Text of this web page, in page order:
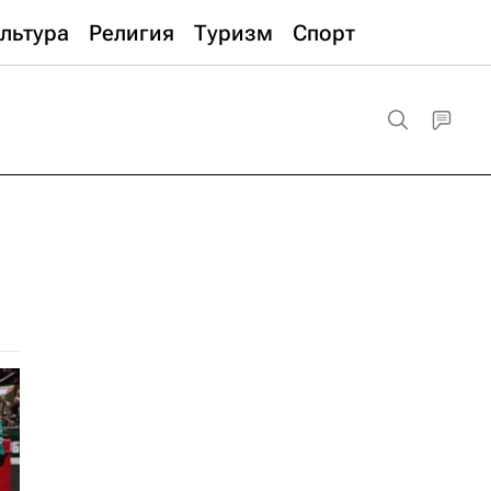
Религия Туризм Спорт